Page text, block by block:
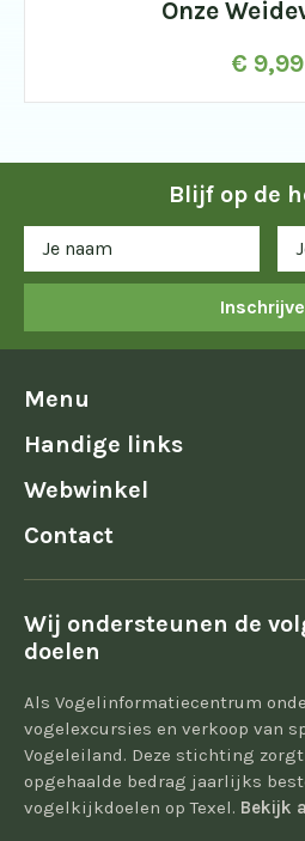
Onze
€ 9,99
Blijf op de
Menu
Handige links
Webwinkel
Contact
Wij ondersteunen de
doelen
Als Vogelinformatiecentrum
vogelexcursies en verkoop van
Vogeleiland. Deze stichting
opgehaalde bedrag jaarlijks
vogelkijkdoelen op Texel. Bekijk